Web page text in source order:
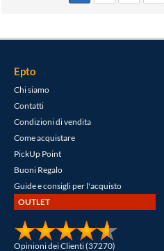
Epto
Chi siamo
Contatti
Condizioni di vendita
Come acquistare
PickUp Point
Buoni Regalo
Guide e consigli per l'acquisto
OUTLET
Opinioni dei Clienti (37270)